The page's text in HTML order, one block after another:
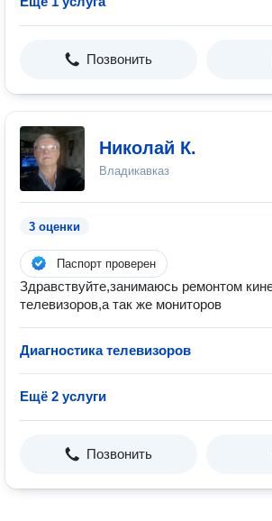
Позвонить
Николай К.
Владикавказ
3 оценки
Паспорт проверен
Здравствуйте,занимаюсь ремонтом
телевизоров,а так же мониторов
Диагностика телевизоров
Ещё 2 услуги
Позвонить